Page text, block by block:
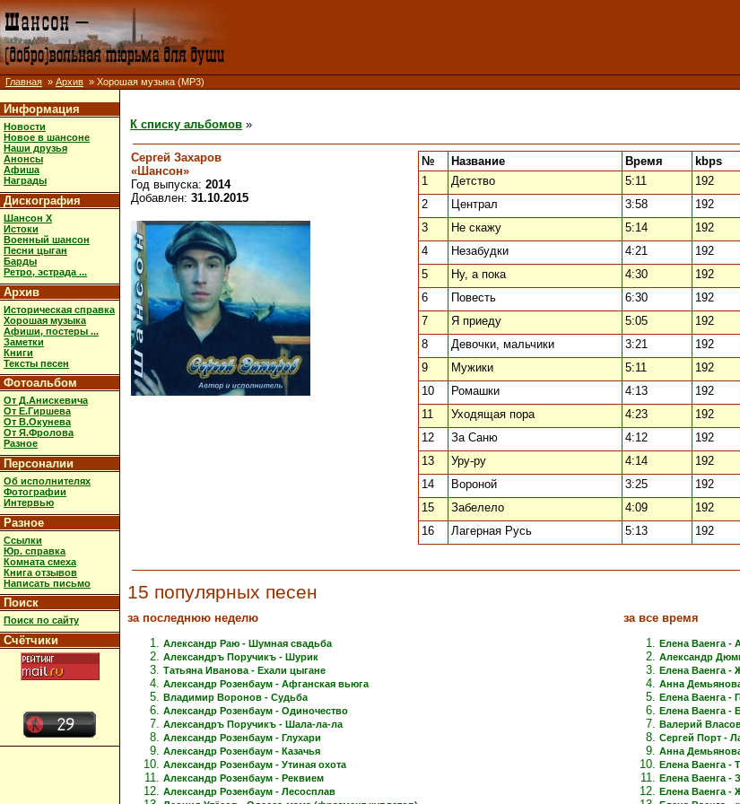
Главная » Архив » Хорошая музыка (MP3)
Информация
Новости
Новое в шансоне
Наши друзья
Анонсы
Афиша
Награды
Дискография
Шансон X
Истоки
Военный шансон
Песни цыган
Барды
Ретро, эстрада ...
Архив
Историческая справка
Хорошая музыка
Афиши, постеры ...
Заметки
Книги
Тексты песен
Фотоальбом
От Д.Анискевича
От Е.Гиршева
От В.Окунева
От Я.Фролова
Разное
Персоналии
Об исполнителях
Фотографии
Интервью
Разное
Ссылки
Юр. справка
Комната смеха
Книга отзывов
Написать письмо
Поиск
Поиск по сайту
Счётчики
К списку альбомов »
Сергей Захаров
«Шансон»
Год выпуска: 2014
Добавлен: 31.10.2015
№ Название Время kbps
1
Детство 5:11 192
2
Централ 3:58 192
3
Не скажу 5:14 192
4
Незабудки 4:21 192
5
Ну, а пока 4:30 192
6
Повесть 6:30 192
7
Я приеду 5:05 192
8
Девочки, мальчики 3:21 192
9
Мужики 5:11 192
10
Ромашки 4:13 192
11
Уходящая пора 4:23 192
12
За Саню 4:12 192
13
Уру-ру 4:14 192
14
Вороной 3:25 192
15
Забелело 4:09 192
16
Лагерная Русь 5:13 192
15 популярных песен
за последнюю неделю
Александр Раю - Шумная свадьба
Александръ Поручикъ - Шурик
Татьяна Иванова - Ехали цыгане
Александр Розенбаум - Афганская вьюга
Владимир Воронов - Судьба
Александр Розенбаум - Одиночество
Александръ Поручикъ - Шала-ла-ла
Александр Розенбаум - Глухари
Александр Розенбаум - Казачья
Александр Розенбаум - Утиная охота
Александр Розенбаум - Реквием
Александр Розенбаум - Лесосплав
за все время
Елена Ваенга -
Александр
Елена Ваенга -
Анна
Елена Ваенга -
Елена Ваенга -
Валерий
Сергей Порт -
Анна
Елена Ваенга -
Елена Ваенга -
Елена Ваенга -